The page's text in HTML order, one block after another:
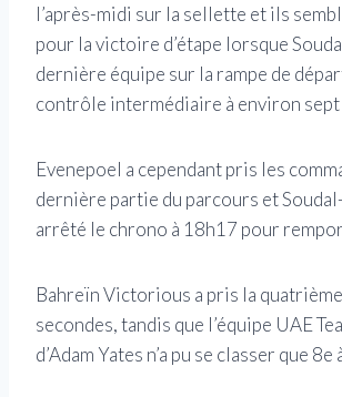
l’après-midi sur la sellette et ils
pour la victoire d’étape lorsque
dernière équipe sur la rampe de
contrôle intermédiaire à environ sept
Evenepoel a cependant pris les
dernière partie du parcours et
arrêté le chrono à 18h17 pour
Bahreïn Victorious a pris la
secondes, tandis que l’équipe UAE
d’Adam Yates n’a pu se classer que